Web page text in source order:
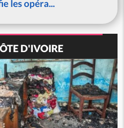
les opéra...
D'IVOIRE